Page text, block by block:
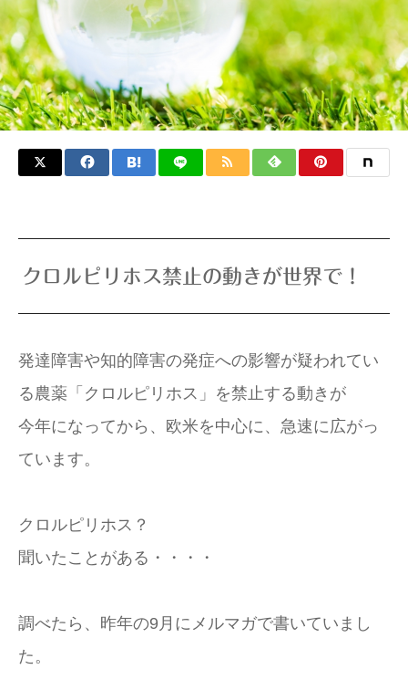
クロルピリホス禁止の動きが世界で！
発達障害や知的障害の発症への影響が疑われてい
る農薬「クロルピリホス」を禁止する動きが
今年になってから、欧米を中心に、急速に広がっ
ています。
クロルピリホス？
聞いたことがある・・・・
調べたら、昨年の9月にメルマガで書いていまし
た。